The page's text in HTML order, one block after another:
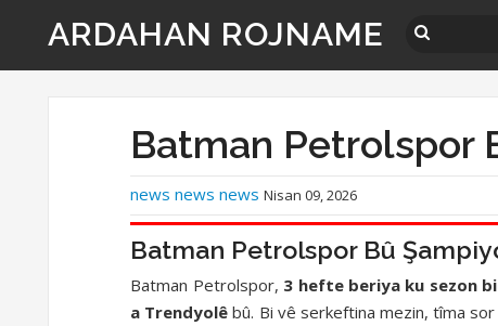
ARDAHAN ROJNAME
Batman Petrolspor
news news newsNisan 09, 2026
Batman Petrolspor Bû
Batman Petrolspor, 3 hefte beriya ku sezon
a Trendyolê bû. Bi vê serkeftina mezin, tîma